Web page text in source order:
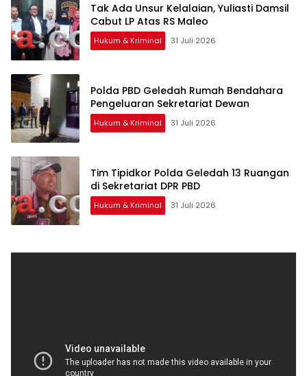
Tak Ada Unsur Kelalaian, Yuliasti Damsil
Cabut LP Atas RS Maleo
Hukum & Kriminal 31 Juli 2026
Polda PBD Geledah Rumah Bendahara
Pengeluaran Sekretariat Dewan
Hukum & Kriminal 31 Juli 2026
Tim Tipidkor Polda Geledah 13 Ruangan
di Sekretariat DPR PBD
Hukum & Kriminal 31 Juli 2026